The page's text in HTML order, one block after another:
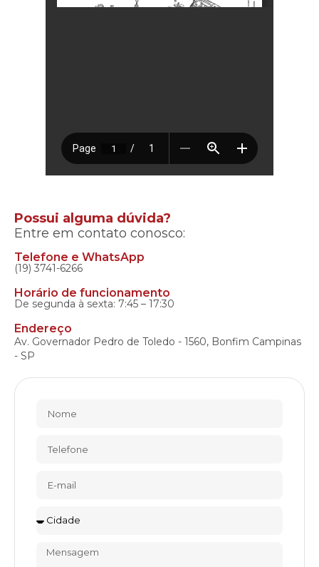
Possui alguma dúvida?
Entre em contato conosco:
Telefone e WhatsApp
(19) 3741-6266
Horário de funcionamento
De segunda à sexta: 7:45 – 17:30
Endereço
Av. Governador Pedro de Toledo - 1560, Bonfim Campinas
- SP